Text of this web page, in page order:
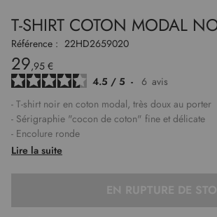
T-SHIRT COTON MODAL
Référence : 22HD2659020
29,95 €
4.5 / 5 - 6 avis
- T-shirt noir en coton modal, très doux au porter
- Sérigraphie "cocon de coton" fine et délicate
- Encolure ronde
- Manches 3/4
Lire la suite